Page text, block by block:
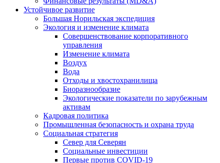
Устойчивое развитие
Большая Норильская экспедиция
Экология и изменение климата
Совершенствование корпоративного
управления
Изменение климата
Воздух
Вода
Отходы и хвостохранилища
Биоразнообразие
Экологические показатели по зарубежным
активам
Кадровая политика
Промышленная безопасность и охрана труда
Социальная стратегия
Север для Северян
Социальные инвестиции
Первые против COVID‑19